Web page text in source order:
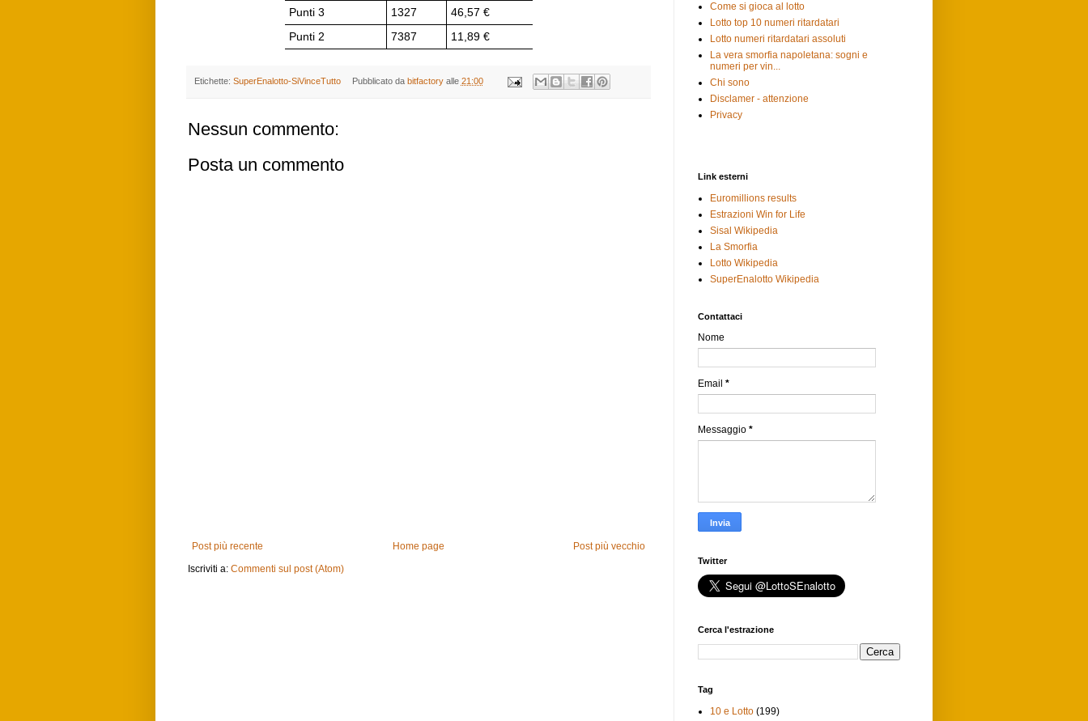
Punti 3
1327
46,57 €
Punti 2
7387 11,89 €
Etichette: SuperEnalotto-SiVinceTutto Pubblicato da bitfactory alle 21:00
Nessun commento:
Posta un commento
Post più recente Post più vecchio
Home page
Iscriviti a: Commenti sul post (Atom)
Come si gioca al lotto
Lotto top 10 numeri ritardatari
Lotto numeri ritardatari assoluti
La vera smorfia napoletana: sogni e
numeri per vin...
Chi sono
Disclamer - attenzione
Privacy
Link esterni
Euromillions results
Estrazioni Win for Life
Sisal Wikipedia
La Smorfia
Lotto Wikipedia
SuperEnalotto Wikipedia
Contattaci
Nome
Email *
Messaggio *
Twitter
Cerca l'estrazione
Tag
10 e Lotto (199)